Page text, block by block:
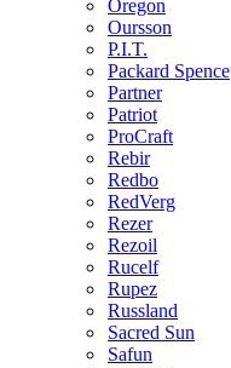
Oregon
Oursson
P.I.T.
Packard Spence
Partner
Patriot
ProCraft
Rebir
Redbo
RedVerg
Rezer
Rezoil
Rucelf
Rupez
Russland
Sacred Sun
Safun